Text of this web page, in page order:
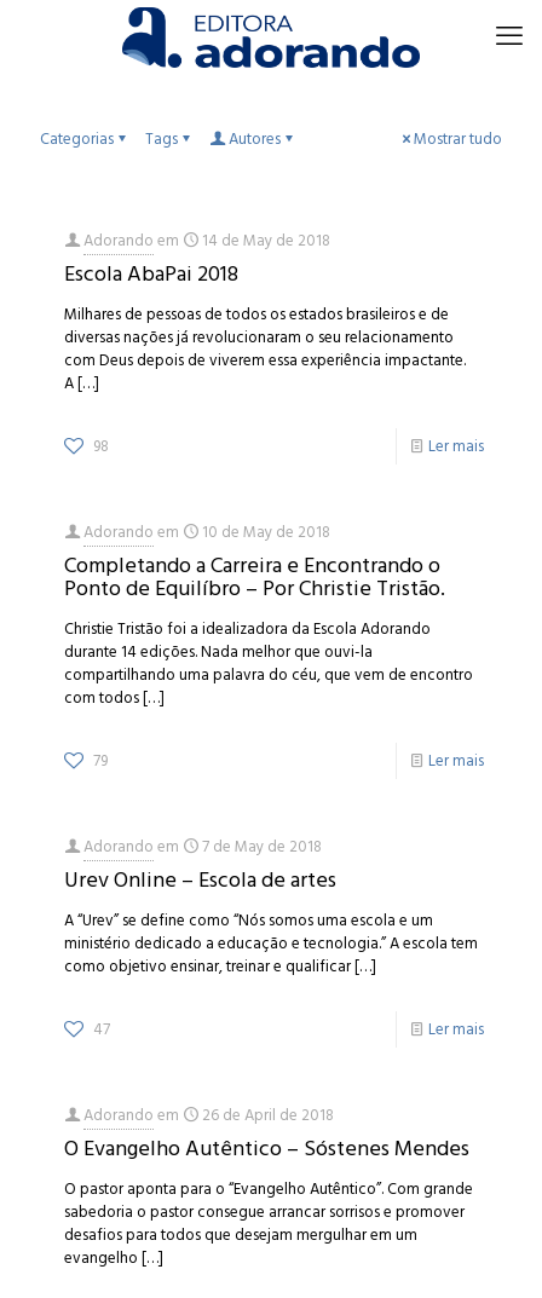
Categorias Tags Autores Mostrar tudo
Adorandoem 14 de May de 2018
Escola AbaPai 2018
Milhares de pessoas de todos os estados brasileiros e de
diversas nações já revolucionaram o seu relacionamento
com Deus depois de viverem essa experiência impactante.
A[…]
98 Ler mais
Adorandoem 10 de May de 2018
Completando a Carreira e Encontrando o
Ponto de Equilíbro – Por Christie Tristão.
Christie Tristão foi a idealizadora da Escola Adorando
durante 14 edições. Nada melhor que ouvi-la
compartilhando uma palavra do céu, que vem de encontro
com todos[…]
79 Ler mais
Adorandoem 7 de May de 2018
Urev Online – Escola de artes
A “Urev” se define como “Nós somos uma escola e um
ministério dedicado a educação e tecnologia.” A escola tem
como objetivo ensinar, treinar e qualificar[…]
47 Ler mais
Adorandoem 26 de April de 2018
O Evangelho Autêntico – Sóstenes Mendes
O pastor aponta para o “Evangelho Autêntico”. Com grande
sabedoria o pastor consegue arrancar sorrisos e promover
desafios para todos que desejam mergulhar em um
evangelho[…]